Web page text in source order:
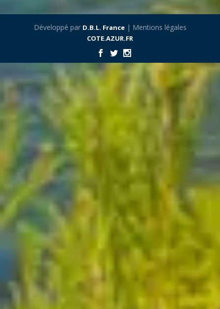
Développé par D.B.L. France| Mentions légales
COTE.AZUR.FR